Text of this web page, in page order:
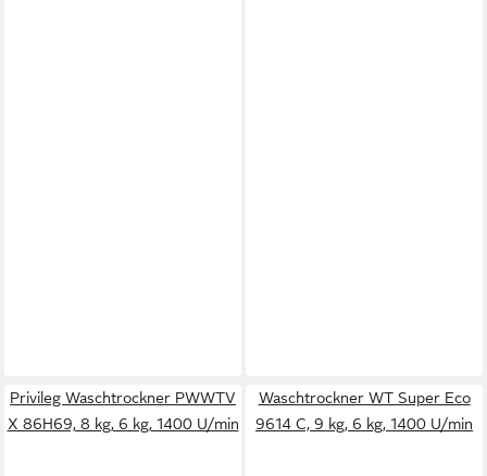
Privileg Waschtrockner PWWTV
X 86H69, 8 kg, 6 kg, 1400 U/min
Waschtrockner WT Super Eco
9614 C, 9 kg, 6 kg, 1400 U/min